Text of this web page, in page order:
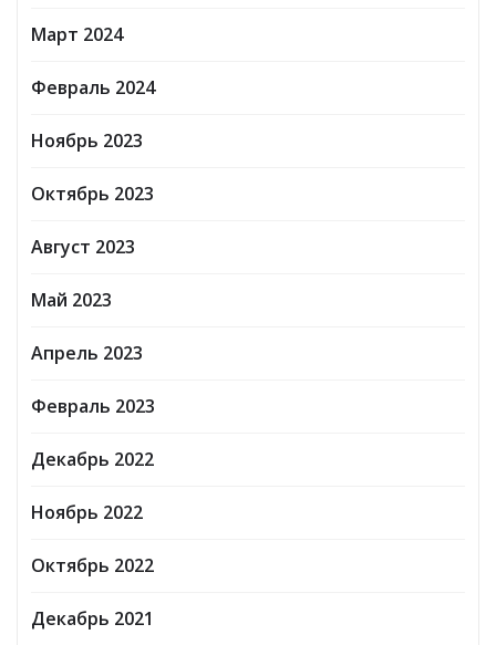
Март 2024
Февраль 2024
Ноябрь 2023
Октябрь 2023
Август 2023
Май 2023
Апрель 2023
Февраль 2023
Декабрь 2022
Ноябрь 2022
Октябрь 2022
Декабрь 2021